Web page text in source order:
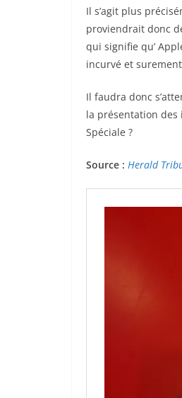
Il s’agit plus
proviendrait donc
qui signifie qu’
incurvé et
Il faudra donc
la présentation des
Spéciale ?
Source : Herald